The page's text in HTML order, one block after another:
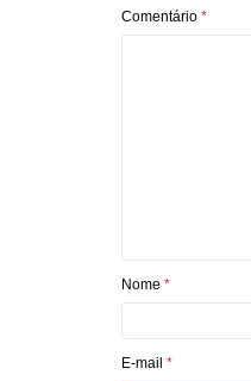
Comentário *
Nome *
E-mail *